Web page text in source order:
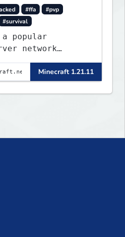
#ffa
#pvp
#survival
popular
network
Survival,
BoxPVP,
and many
Minecraft 1.21.11